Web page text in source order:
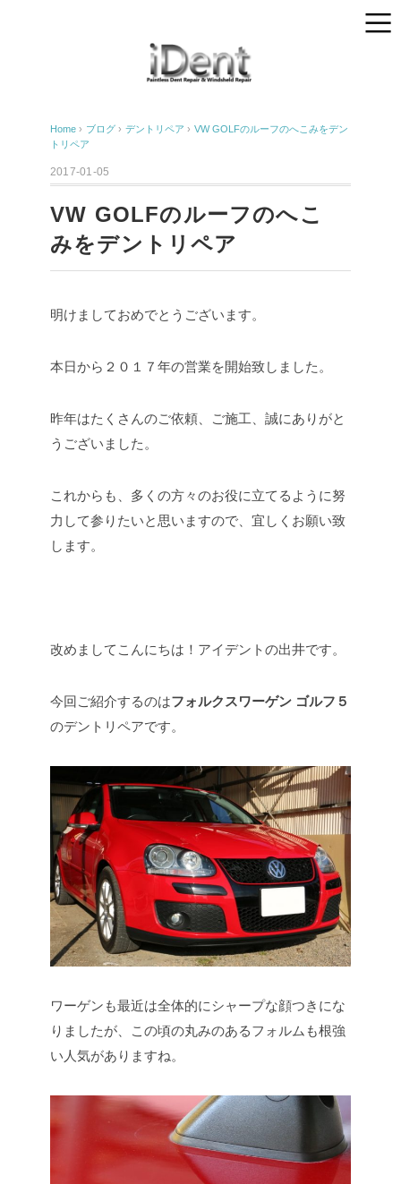
Home › ブログ › デントリペア › VW GOLFのルーフのへこみをデン
トリペア
2017-01-05
VW GOLFのルーフのへこ
みをデントリペア
明けましておめでとうございます。
本日から２０１７年の営業を開始致しました。
昨年はたくさんのご依頼、ご施工、誠にありがと
うございました。
これからも、多くの方々のお役に立てるように努
力して参りたいと思いますので、宜しくお願い致
します。
改めましてこんにちは！アイデントの出井です。
今回ご紹介するのはフォルクスワーゲン ゴルフ５
のデントリペアです。
ワーゲンも最近は全体的にシャープな顔つきにな
りましたが、この頃の丸みのあるフォルムも根強
い人気がありますね。